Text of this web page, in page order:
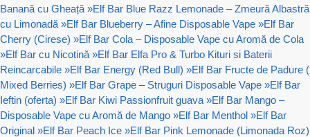
Banană cu Gheață »Elf Bar Blue Razz Lemonade – Zmeură Albastră
cu Limonadă »Elf Bar Blueberry – Afine Disposable Vape »Elf Bar
Cherry (Cirese) »Elf Bar Cola – Disposable Vape cu Aromă de Cola
»Elf Bar cu Nicotină »Elf Bar Elfa Pro & Turbo Kituri si Baterii
Reincarcabile »Elf Bar Energy (Red Bull) »Elf Bar Fructe de Padure (
Mixed Berries) »Elf Bar Grape – Struguri Disposable Vape »Elf Bar
Ieftin (oferta) »Elf Bar Kiwi Passionfruit guava »Elf Bar Mango –
Disposable Vape cu Aromă de Mango »Elf Bar Menthol »Elf Bar
Original »Elf Bar Peach Ice »Elf Bar Pink Lemonade (Limonada Roz)